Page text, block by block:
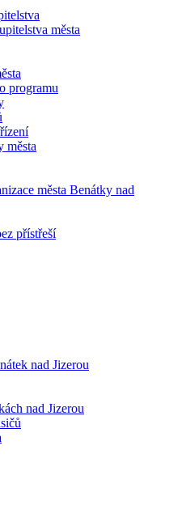
města
programu
města
města Benátky nad
přístřeší
nad Jizerou
nad Jizerou